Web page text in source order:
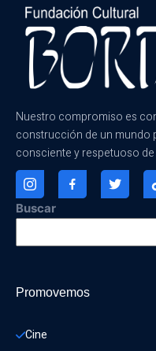
Nuestro compromiso es
construcción de un mundo
consciente y respetuoso
Buscar
Promovemos
Cine